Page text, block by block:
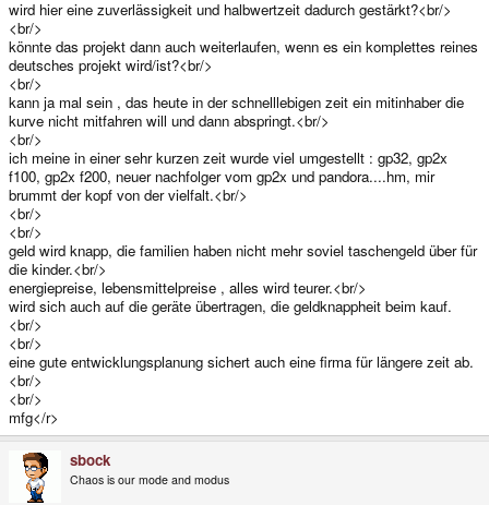
wird hier eine zuverlässigkeit und halbwertzeit dadurch gestärkt?<br/>
<br/>
könnte das projekt dann auch weiterlaufen, wenn es ein komplettes reines
deutsches projekt wird/ist?<br/>
<br/>
kann ja mal sein , das heute in der schnelllebigen zeit ein mitinhaber die
kurve nicht mitfahren will und dann abspringt.<br/>
<br/>
ich meine in einer sehr kurzen zeit wurde viel umgestellt : gp32, gp2x
f100, gp2x f200, neuer nachfolger vom gp2x und pandora....hm, mir
brummt der kopf von der vielfalt.<br/>
<br/>
<br/>
geld wird knapp, die familien haben nicht mehr soviel taschengeld über für
die kinder.<br/>
energiepreise, lebensmittelpreise , alles wird teurer.<br/>
wird sich auch auf die geräte übertragen, die geldknappheit beim kauf.
<br/>
<br/>
eine gute entwicklungsplanung sichert auch eine firma für längere zeit ab.
<br/>
<br/>
mfg</r>
sbock
Chaos is our mode and modus